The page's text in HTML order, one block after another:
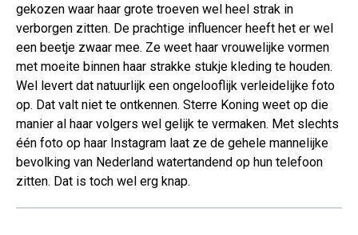
gekozen waar haar grote troeven wel heel strak in
verborgen zitten. De prachtige influencer heeft het er wel
een beetje zwaar mee. Ze weet haar vrouwelijke vormen
met moeite binnen haar strakke stukje kleding te houden.
Wel levert dat natuurlijk een ongelooflijk verleidelijke foto
op. Dat valt niet te ontkennen. Sterre Koning weet op die
manier al haar volgers wel gelijk te vermaken. Met slechts
één foto op haar Instagram laat ze de gehele mannelijke
bevolking van Nederland watertandend op hun telefoon
zitten. Dat is toch wel erg knap.